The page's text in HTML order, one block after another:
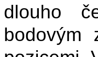
dlouho
bodovým